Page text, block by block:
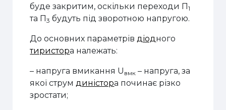
буде закритим, оскільки переходи П1
та П3 будуть під зворотною напругою.
До основних параметрівдіодного
тиристора належать:
– напруга вмикання U вмк – напруга, за
якої струмдиністора починає різко
зростати;